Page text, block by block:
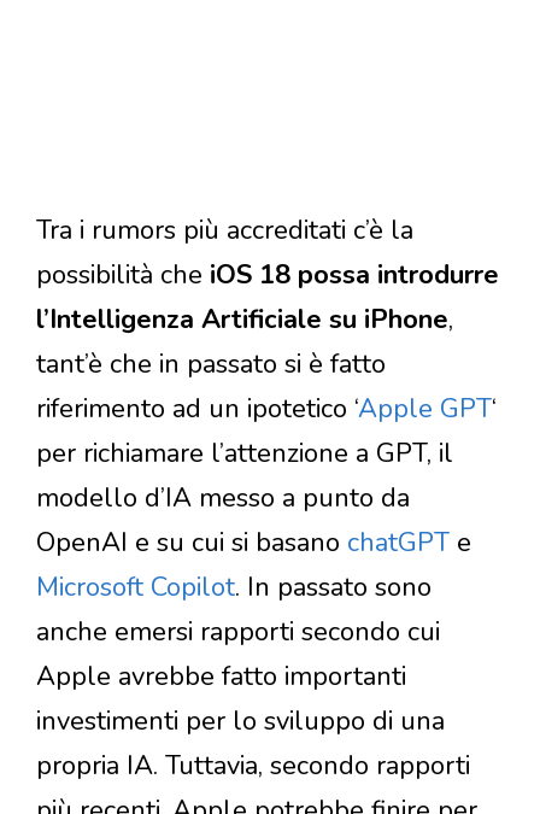
Tra i rumors più accreditati c’è la
possibilità che iOS 18 possa introdurre
l’Intelligenza Artificiale su iPhone,
tant’è che in passato si è fatto
riferimento ad un ipotetico ‘Apple GPT‘
per richiamare l’attenzione a GPT, il
modello d’IA messo a punto da
OpenAI e su cui si basano chatGPT e
Microsoft Copilot. In passato sono
anche emersi rapporti secondo cui
Apple avrebbe fatto importanti
investimenti per lo sviluppo di una
propria IA. Tuttavia, secondo rapporti